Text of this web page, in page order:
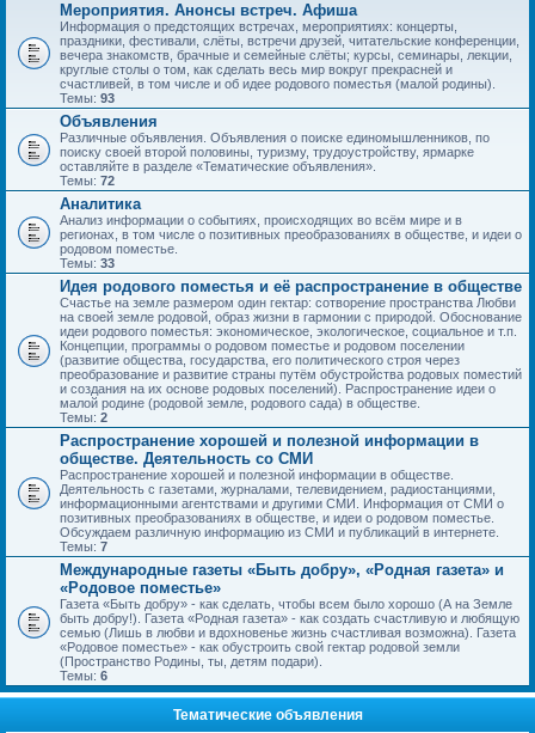
Мероприятия. Анонсы встреч. Афиша
Информация о предстоящих встречах, мероприятиях: концерты,
праздники, фестивали, слёты, встречи друзей, читательские конференции,
вечера знакомств, брачные и семейные слёты; курсы, семинары, лекции,
круглые столы о том, как сделать весь мир вокруг прекрасней и
счастливей, в том числе и об идее родового поместья (малой родины).
Темы: 93
Объявления
Различные объявления. Объявления о поиске единомышленников, по
поиску своей второй половины, туризму, трудоустройству, ярмарке
оставляйте в разделе «Тематические объявления».
Темы: 72
Аналитика
Анализ информации о событиях, происходящих во всём мире и в
регионах, в том числе о позитивных преобразованиях в обществе, и идеи о
родовом поместье.
Темы: 33
Идея родового поместья и её распространение в обществе
Счастье на земле размером один гектар: сотворение пространства Любви
на своей земле родовой, образ жизни в гармонии с природой. Обоснование
идеи родового поместья: экономическое, экологическое, социальное и т.п.
Концепции, программы о родовом поместье и родовом поселении
(развитие общества, государства, его политического строя через
преобразование и развитие страны путём обустройства родовых поместий
и создания на их основе родовых поселений). Распространение идеи о
малой родине (родовой земле, родового сада) в обществе.
Темы: 2
Распространение хорошей и полезной информации в
обществе. Деятельность со СМИ
Распространение хорошей и полезной информации в обществе.
Деятельность с газетами, журналами, телевидением, радиостанциями,
информационными агентствами и другими СМИ. Информация от СМИ о
позитивных преобразованиях в обществе, и идеи о родовом поместье.
Обсуждаем различную информацию из СМИ и публикаций в интернете.
Темы: 7
Международные газеты «Быть добру», «Родная газета» и
«Родовое поместье»
Газета «Быть добру» - как сделать, чтобы всем было хорошо (А на Земле
быть добру!). Газета «Родная газета» - как создать счастливую и любящую
семью (Лишь в любви и вдохновенье жизнь счастливая возможна). Газета
«Родовое поместье» - как обустроить свой гектар родовой земли
(Пространство Родины, ты, детям подари).
Темы: 6
Тематические объявления